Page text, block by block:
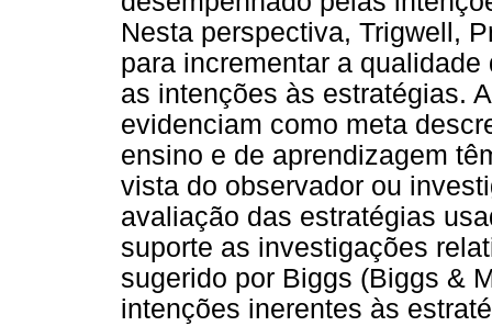
Nesta perspectiva, Trigwell,
para incrementar a
as intenções às estratégias.
evidenciam como meta
ensino e de aprendizagem
vista do observador ou
avaliação das estratégias
suporte as investigações
sugerido por Biggs (Biggs &
intenções inerentes às